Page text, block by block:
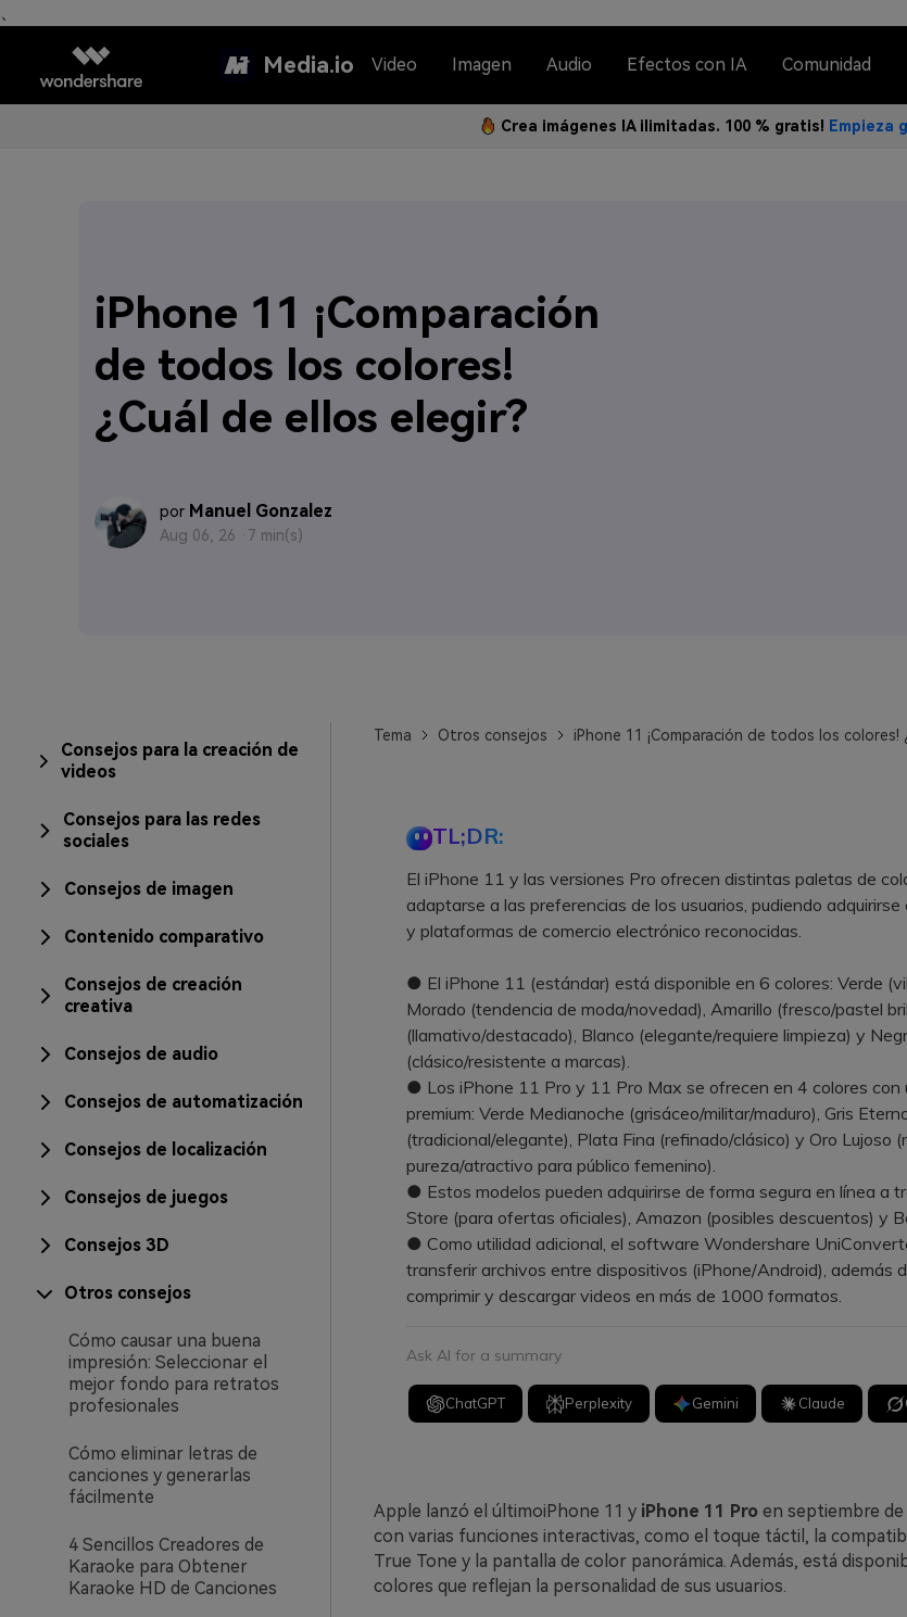
、
Media.io Video Imagen Audio Efectos con IA Comunidad
Crea imágenes IA ilimitadas. 100 % gratis! Empieza
iPhone 11 ¡Comparación
de todos los colores!
¿Cuál de ellos elegir?
por Manuel Gonzalez
Aug 06, 26 · 7 min(s)
Consejos para la creación de
videos
Consejos para las redes
sociales
Consejos de imagen
Contenido comparativo
Consejos de creación
creativa
Consejos de audio
Consejos de automatización
Consejos de localización
Consejos de juegos
Consejos 3D
Otros consejos
Cómo causar una buena
impresión: Seleccionar el
mejor fondo para retratos
profesionales
Cómo eliminar letras de
canciones y generarlas
fácilmente
4 Sencillos Creadores de
Karaoke para Obtener
Karaoke HD de Canciones
Tema Otros consejos iPhone 11 ¡Comparación de todos los colores!
TL;DR:
El iPhone 11 y las versiones Pro ofrecen distintas paletas de
adaptarse a las preferencias de los usuarios, pudiendo
y plataformas de comercio electrónico reconocidas.
● El iPhone 11 (estándar) está disponible en 6 colores: Verde
Morado (tendencia de moda/novedad), Amarillo (fresco/pastel
(llamativo/destacado), Blanco (elegante/requiere limpieza) y
(clásico/resistente a marcas).
● Los iPhone 11 Pro y 11 Pro Max se ofrecen en 4 colores con
premium: Verde Medianoche (grisáceo/militar/maduro), Gris
(tradicional/elegante), Plata Fina (refinado/clásico) y Oro Lujoso
pureza/atractivo para público femenino).
● Estos modelos pueden adquirirse de forma segura en línea a
Store (para ofertas oficiales), Amazon (posibles descuentos) y
● Como utilidad adicional, el software Wondershare
transferir archivos entre dispositivos (iPhone/Android), además
comprimir y descargar videos en más de 1000 formatos.
Ask AI for a summary
ChatGPT Perplexity Gemini Claude
Apple lanzó el últimoiPhone 11 y iPhone 11 Proen septiembre de
con varias funciones interactivas, como el toque táctil, la
True Tone y la pantalla de color panorámica. Además, está
colores que reflejan la personalidad de sus usuarios.